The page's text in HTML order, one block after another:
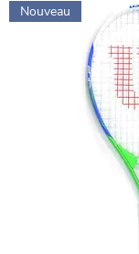
Nouveau